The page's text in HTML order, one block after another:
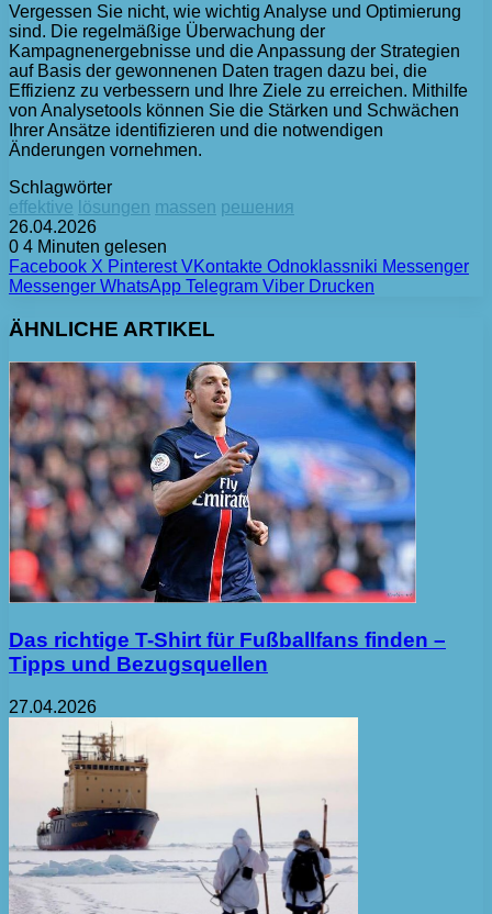
Vergessen Sie nicht, wie wichtig Analyse und Optimierung
sind. Die regelmäßige Überwachung der
Kampagnenergebnisse und die Anpassung der Strategien
auf Basis der gewonnenen Daten tragen dazu bei, die
Effizienz zu verbessern und Ihre Ziele zu erreichen. Mithilfe
von Analysetools können Sie die Stärken und Schwächen
Ihrer Ansätze identifizieren und die notwendigen
Änderungen vornehmen.
Schlagwörter
effektive lösungen massen решения
26.04.2026
0 4 Minuten gelesen
Facebook X Pinterest VKontakte Odnoklassniki Messenger
Messenger WhatsApp Telegram Viber Drucken
ÄHNLICHE ARTIKEL
Das richtige T-Shirt für Fußballfans finden –
Tipps und Bezugsquellen
27.04.2026